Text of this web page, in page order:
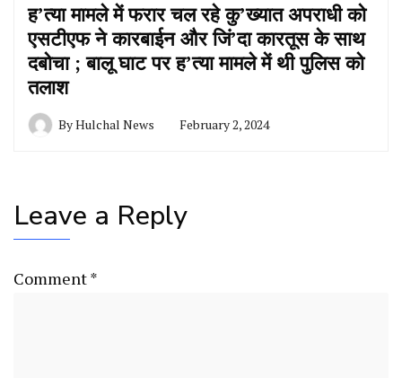
ह’त्या मामले में फरार चल रहे कु’ख्यात अपराधी को
एसटीएफ ने कारबाईन और जिं’दा कारतूस के साथ
दबोचा ; बालू घाट पर ह’त्या मामले में थी पुलिस को
तलाश
ByHulchal News February 2, 2024
Leave a Reply
Comment*